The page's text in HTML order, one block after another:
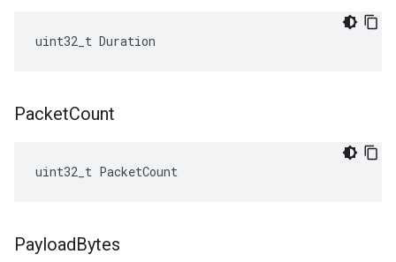
uint32_t Duration
PacketCount
uint32_t PacketCount
PayloadBytes